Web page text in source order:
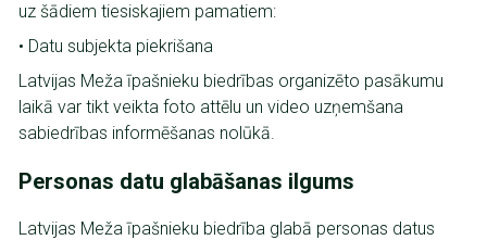
uz šādiem tiesiskajiem pamatiem:
• Datu subjekta piekrišana
Latvijas Meža īpašnieku biedrības organizēto pasākumu
laikā var tikt veikta foto attēlu un video uzņemšana
sabiedrības informēšanas nolūkā.
Personas datu glabāšanas ilgums
Latvijas Meža īpašnieku biedrība glabā personas datus